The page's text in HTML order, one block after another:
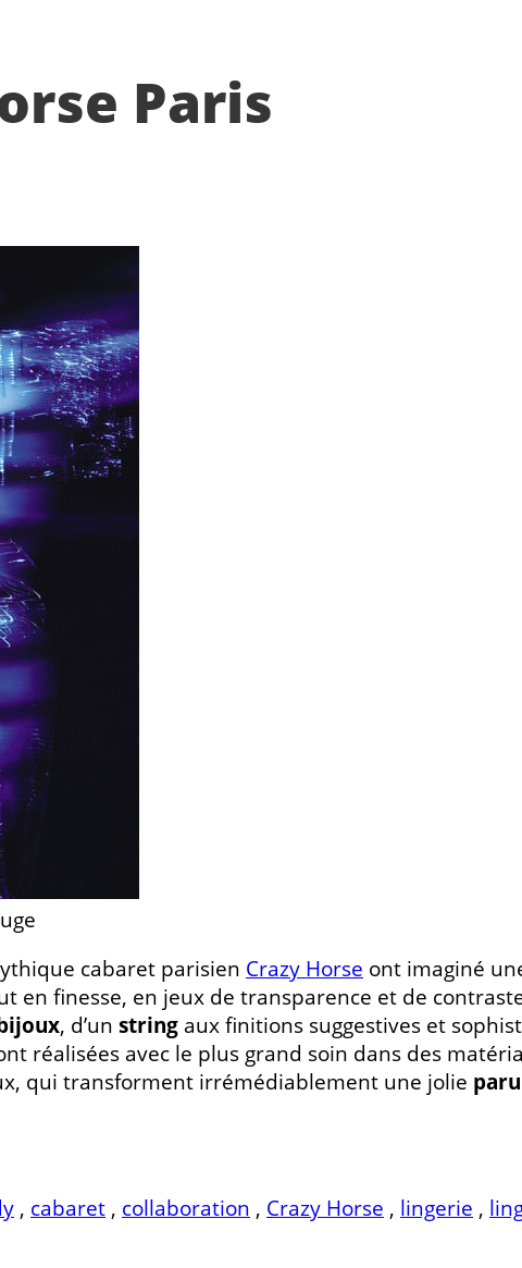
Paris
cabaret parisien Crazy Horse ont imaginé
en finesse, en jeux de transparence et de
, d’un string aux finitions suggestives et
réalisées avec le plus grand soin dans des
qui transforment irrémédiablement une jolie
, cabaret , collaboration , Crazy Horse , lingerie ,